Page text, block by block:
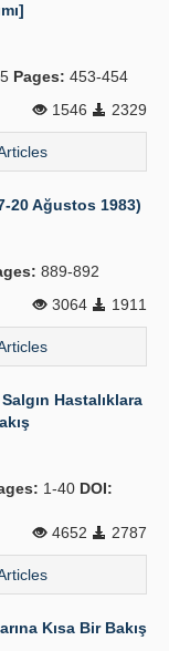
Pages: 453-454
1546
2329
20 Ağustos 1983)
889-892
3064
1911
Hastalıklara
1-40 DOI:
4652
2787
Kısa Bir Bakış